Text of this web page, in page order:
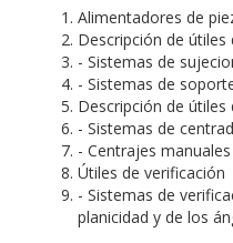
Alimentadores de
Descripción de útiles
- Sistemas de
- Sistemas de
Descripción de útiles
- Sistemas de
- Centrajes manuales
Útiles de verificación
- Sistemas de
planicidad y de los